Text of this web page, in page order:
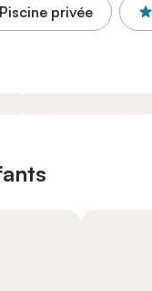
Piscine privée